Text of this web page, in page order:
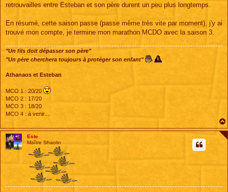
retrouvailles entre Esteban et son père durent un peu plus longtemps.
En résumé, cette saison passe (passe même très vite par moment), j'y ai
trouvé mon compte, je termine mon marathon MCDO avec la saison 3.
"Un fils doit dépasser son père"
"Un père cherchera toujours à protéger son enfant"
Athanaos et Esteban
MCO 1 : 20/20
MCO 2 : 17/20
MCO 3 : 18/20
MCO 4 : à venir....
Este
Maître Shaolin